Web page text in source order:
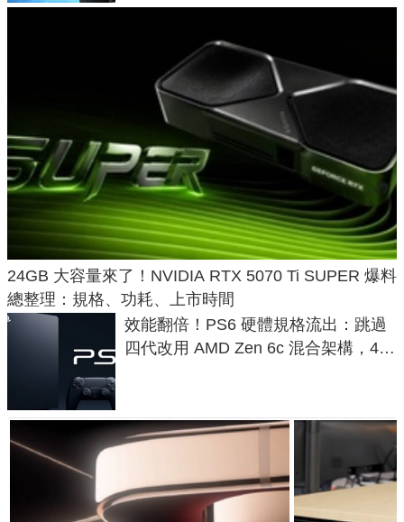
24GB 大容量來了！NVIDIA RTX 5070 Ti SUPER 爆料
總整理：規格、功耗、上市時間
效能翻倍！PS6 硬體規格流出：跳過
四代改用 AMD Zen 6c 混合架構，4K